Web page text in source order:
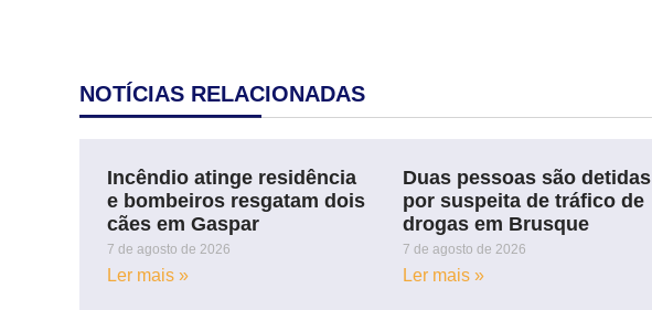
NOTÍCIAS RELACIONADAS
Incêndio atinge residência
e bombeiros resgatam dois
cães em Gaspar
7 de agosto de 2026
Ler mais »
Duas pessoas são detidas
por suspeita de tráfico de
drogas em Brusque
7 de agosto de 2026
Ler mais »